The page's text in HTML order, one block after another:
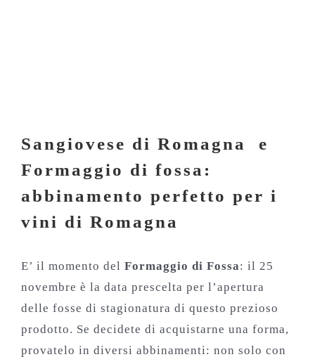
Sangiovese di Romagna e
Formaggio di fossa:
abbinamento perfetto per i
vini di Romagna
E’ il momento del Formaggio di Fossa: il 25
novembre è la data prescelta per l’apertura
delle fosse di stagionatura di questo prezioso
prodotto. Se decidete di acquistarne una forma,
provatelo in diversi abbinamenti: non solo con